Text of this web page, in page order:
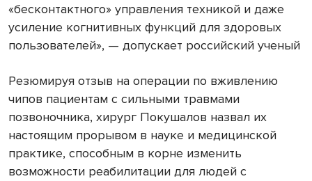
«бесконтактного» управления техникой и даже
усиление когнитивных функций для здоровых
пользователей», — допускает российский ученый
Резюмируя отзыв на операции по вживлению
чипов пациентам с сильными травмами
позвоночника, хирург Покушалов назвал их
настоящим прорывом в науке и медицинской
практике, способным в корне изменить
возможности реабилитации для людей с